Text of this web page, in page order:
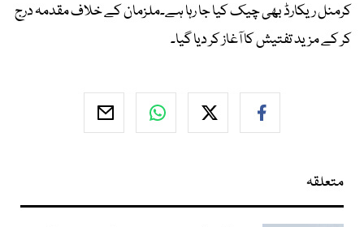
کرمنل ریکارڈ بھی چیک کیا جا رہا ہے۔ملزمان کے خلاف مقدمہ درج
کر کے مزید تفتیش کا آغاز کر دیا گیا۔
متعلقہ